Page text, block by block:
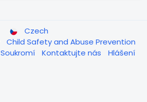
Czech
Child Safety and Abuse Prevention
Soukromí Kontaktujte nás
Hlášení